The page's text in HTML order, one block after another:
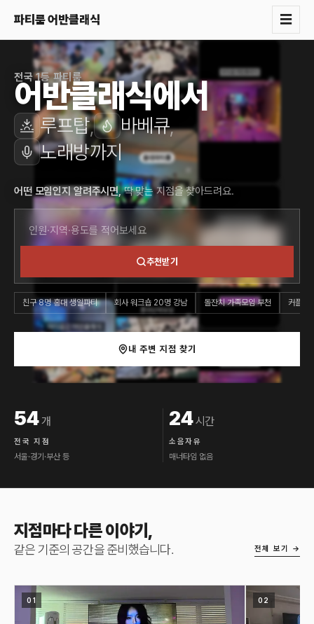
파티룸 어반클래식 ☰
전국 1등 파티룸
어반클래식에서
루프탑, 바베큐,
노래방까지
어떤 모임인지 알려주시면, 딱 맞는 지점을 찾아드려요.
추천받기
친구 8명 홍대 생일파티 회사 워크숍 20명 강남 돌잔치 가족모임 부천 커플 기
내 주변 지점 찾기
핵심 지표
54 개
전국 지점
서울·경기·부산 등
24 시간
소음자유
매너타임 없음
지점마다 다른 이야기,
같은 기준의 공간을 준비했습니다. 전체 보기 →
01 02